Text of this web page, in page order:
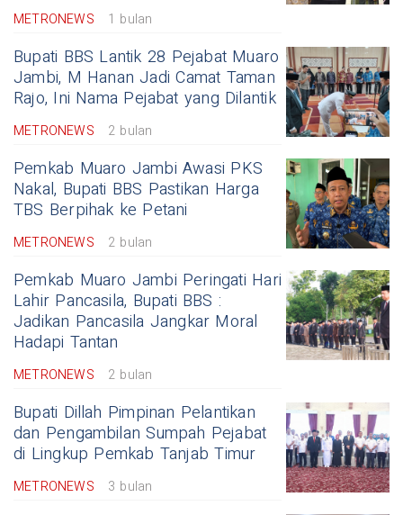
METRONEWS 1 bulan
Bupati BBS Lantik 28 Pejabat Muaro
Jambi, M Hanan Jadi Camat Taman
Rajo, Ini Nama Pejabat yang Dilantik
METRONEWS 2 bulan
Pemkab Muaro Jambi Awasi PKS
Nakal, Bupati BBS Pastikan Harga
TBS Berpihak ke Petani
METRONEWS 2 bulan
Pemkab Muaro Jambi Peringati Hari
Lahir Pancasila, Bupati BBS :
Jadikan Pancasila Jangkar Moral
Hadapi Tantan
METRONEWS 2 bulan
Bupati Dillah Pimpinan Pelantikan
dan Pengambilan Sumpah Pejabat
di Lingkup Pemkab Tanjab Timur
METRONEWS 3 bulan